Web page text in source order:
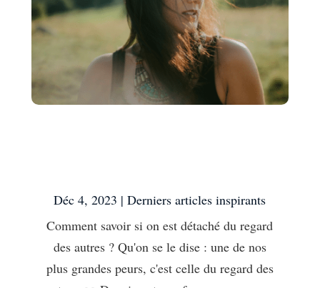
Déc 4, 2023 |Derniers articles inspirants
Comment savoir si on est détaché du regard
des autres ? Qu'on se le dise : une de nos
plus grandes peurs, c'est celle du regard des